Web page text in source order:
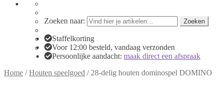
Zoeken naar: Zoeken
Staffelkorting
Voor 12:00 besteld, vandaag verzonden
Persoonlijke aandacht: maak direct een afspraak
Home /Houten speelgoed / 28-delig houten dominospel DOMINO